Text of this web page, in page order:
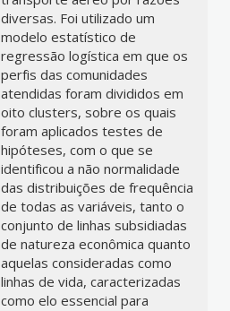
diversas. Foi utilizado um
modelo estatístico de
regressão logística em que os
perfis das comunidades
atendidas foram divididos em
oito clusters, sobre os quais
foram aplicados testes de
hipóteses, com o que se
identificou a não normalidade
das distribuições de frequência
de todas as variáveis, tanto o
conjunto de linhas subsidiadas
de natureza econômica quanto
aquelas consideradas como
linhas de vida, caracterizadas
como elo essencial para